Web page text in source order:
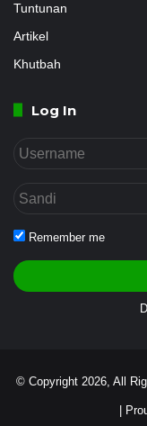
Tuntunan
Artikel
Khutbah
Log In
Remember me
© Copyright 2026, All
|